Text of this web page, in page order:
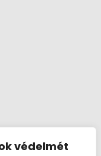
védelmét